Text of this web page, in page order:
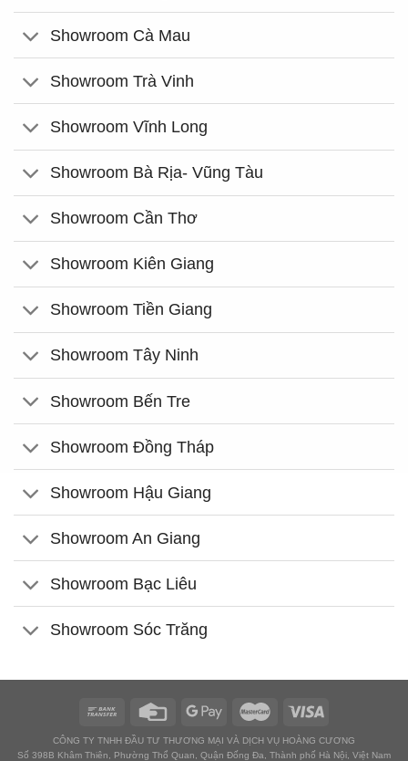
Showroom Cà Mau
Showroom Trà Vinh
Showroom Vĩnh Long
Showroom Bà Rịa- Vũng Tàu
Showroom Cần Thơ
Showroom Kiên Giang
Showroom Tiền Giang
Showroom Tây Ninh
Showroom Bến Tre
Showroom Đồng Tháp
Showroom Hậu Giang
Showroom An Giang
Showroom Bạc Liêu
Showroom Sóc Trăng
CÔNG TY TNHH ĐẦU TƯ THƯƠNG MẠI VÀ DỊCH VỤ HOÀNG CƯƠNG
Số 398B Khâm Thiên, Phường Thổ Quan, Quận Đống Đa, Thành phố Hà Nội, Việt Nam